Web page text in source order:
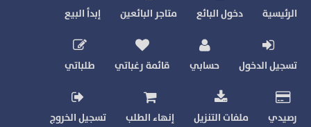
الرئيسية دخول البائع متاجر البائعين إبدأ البيع
تسجيل الدخول حسابي قائمة رغباتي طلباتي
رصيدي ملفات التنزيل إنهاء الطلب تسجيل الخروج